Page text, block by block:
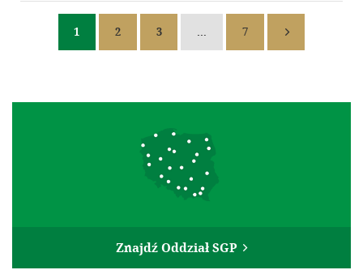
1 2 3 … 7 
Znajdź Oddział SGP 